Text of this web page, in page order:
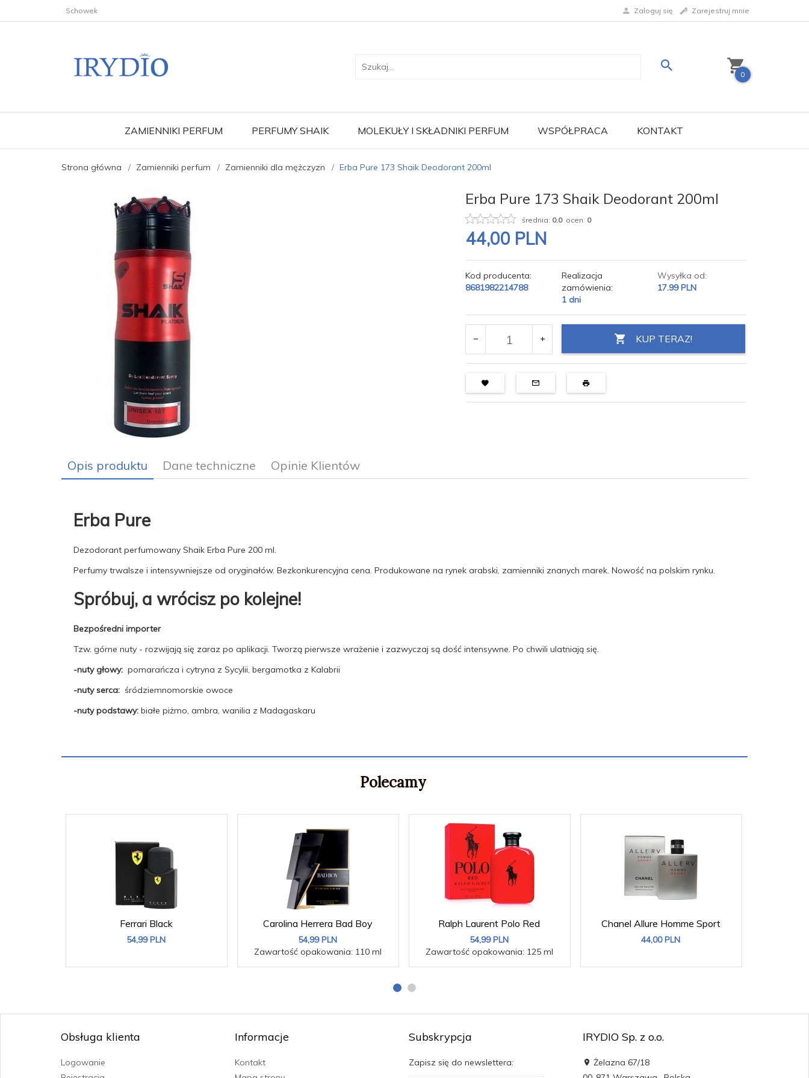
Schowek Zaloguj się Zarejestruj mnie
0
ZAMIENNIKI PERFUM PERFUMY SHAIK MOLEKUŁY I SKŁADNIKI PERFUM WSPÓŁPRACA KONTAKT
Strona główna Zamienniki perfum Zamienniki dla mężczyzn Erba Pure 173 Shaik Deodorant 200ml
Erba Pure 173 Shaik Deodorant 200ml
średnia: 0.0ocen: 0
44,00 PLN
Kod producenta:
8681982214788
Realizacja
zamówienia:
1 dni
Wysyłka od:
17.99 PLN
KUP TERAZ!
Opis produktu Dane techniczne Opinie Klientów
Erba Pure
Dezodorant perfumowany Shaik Erba Pure 200 ml.
Perfumy trwalsze i intensywniejsze od oryginałów. Bezkonkurencyjna cena. Produkowane na rynek arabski, zamienniki znanych marek. Nowość na polskim rynku.
Spróbuj, a wrócisz po kolejne!
Bezpośredni importer
Tzw. górne nuty - rozwijają się zaraz po aplikacji. Tworzą pierwsze wrażenie i zazwyczaj są dość intensywne. Po chwili ulatniają się.
-nuty głowy: pomarańcza i cytryna z Sycylii, bergamotka z Kalabrii
-nuty serca: śródziemnomorskie owoce
-nuty podstawy: białe piżmo, ambra, wanilia z Madagaskaru
EAN: 8681982214788
opakowania:
Stan:
Polecamy
Ferrari Black
54,99 PLN
Carolina Herrera Bad Boy
54,99 PLN
Zawartość opakowania: 110 ml
Ralph Laurent Polo Red
54,99 PLN
Zawartość opakowania: 125 ml
Chanel Allure Homme Sport
44,00 PLN
Obsługa klienta
Logowanie
Informacje
Kontakt
Subskrypcja
Zapisz się do newslettera:
IRYDIO Sp. z o.o.
Żelazna 67/18